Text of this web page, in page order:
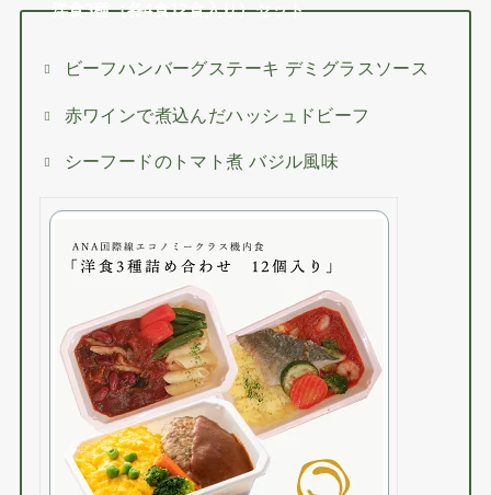
洋食3種（各4食12食入り）セット
ビーフハンバーグステーキ デミグラスソース
赤ワインで煮込んだハッシュドビーフ
シーフードのトマト煮 バジル風味